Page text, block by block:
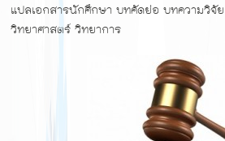
แปลเอกสารนักศึกษา บทคัดย่อ บทความวิจั
วิทยาศาสตร์ วิทยาการ